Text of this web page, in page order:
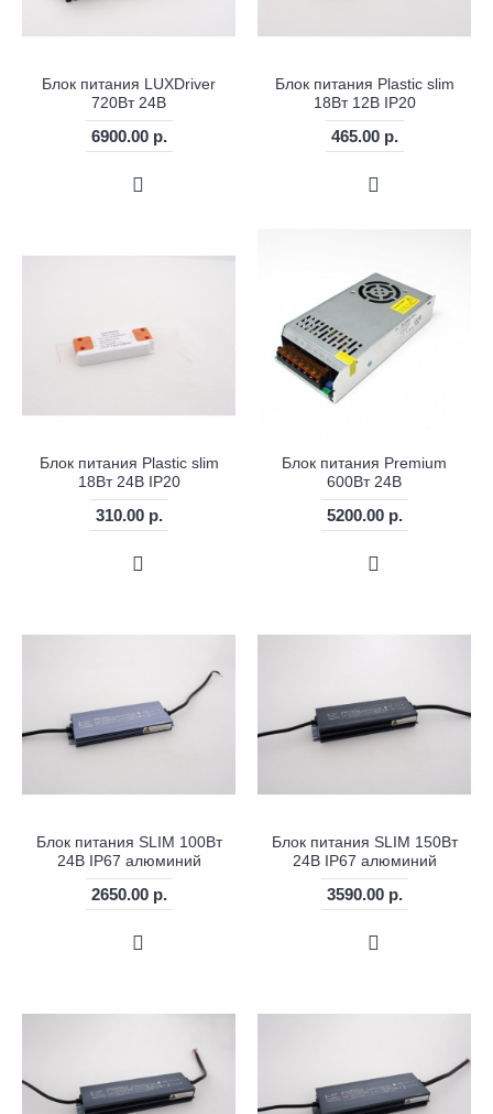
Блок питания LUXDriver
720Вт 24В
6900.00 р.
Блок питания Plastic slim
18Вт 12В IP20
465.00 р.
Блок питания Plastic slim
18Вт 24В IP20
310.00 р.
Блок питания Premium
600Вт 24В
5200.00 р.
Блок питания SLIM 100Вт
24В IP67 алюминий
2650.00 р.
Блок питания SLIM 150Вт
24В IP67 алюминий
3590.00 р.